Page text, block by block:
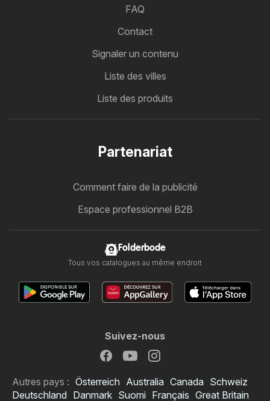
FAQ
Contact
Signaler un contenu
Liste des villes
Liste des produits
Partenariat
Comment faire de la publicité
Espace professionnel B2B
Folderbode
Tous vos catalogues au même endroit
Suivez-nous
Autres pays : Österreich Australia Canada Schweiz
Deutschland Danmark Suomi Français Great Britain